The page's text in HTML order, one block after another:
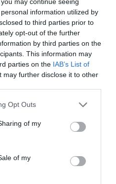
information utilized by
to third parties prior to
opt-out of the further
by third parties on the
This information may
parties on the IAB’s List of
may further disclose it to other
uses one or more Google
behaviour. You may click to
and its third-party tags to
purposes in below Google
Opt Outs
of my
of my
szinte szétszakítja
milyen bizarr látvány
legerősebb gravitációs
a kreatin
étrend-kiegészítő váratlan
tudomány óriása -
újraindul a CERN
szerint az igazán izgalmas
gyászolják: J. Craig Venter
és új korszakot nyitott